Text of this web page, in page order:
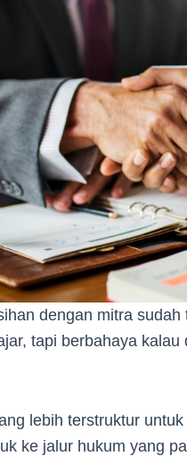
dengan mitra
tapi berbahaya
lebih terstruktur
ke jalur hukum yang